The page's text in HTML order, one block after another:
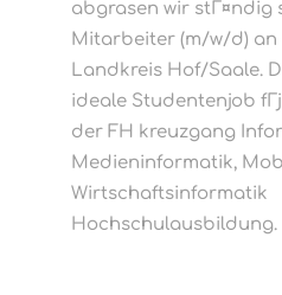
abgrasen wir stГ¤ndig
Mitarbeiter (m/w/d) an
Landkreis Hof/Saale.
ideale Studentenjob
der FH kreuzgang
Medieninformatik,
Wirtschaftsinformatik
Hochschulausbildung.